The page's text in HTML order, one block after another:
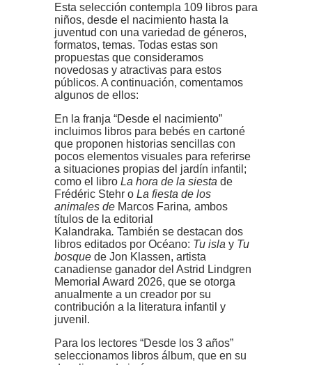
Esta selección contempla 109 libros para
niños, desde el nacimiento hasta la
juventud con una variedad de géneros,
formatos, temas. Todas estas son
propuestas que consideramos
novedosas y atractivas para estos
públicos. A continuación, comentamos
algunos de ellos:
En la franja “Desde el nacimiento”
incluimos libros para bebés en cartoné
que proponen historias sencillas con
pocos elementos visuales para referirse
a situaciones propias del jardín infantil;
como el libro La hora de la siesta de
Frédéric Stehr o La fiesta de los
animales de Marcos Farina, ambos
títulos de la editorial
Kalandraka. También se destacan dos
libros editados por Océano: Tu isla y Tu
bosque de Jon Klassen, artista
canadiense ganador del Astrid Lindgren
Memorial Award 2026, que se otorga
anualmente a un creador por su
contribución a la literatura infantil y
juvenil.
Para los lectores “Desde los 3 años”
seleccionamos libros álbum, que en su